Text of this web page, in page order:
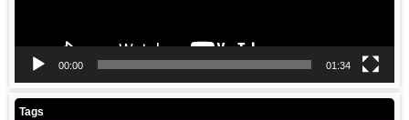
00:00 01:34
Tags